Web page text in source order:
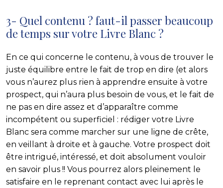
3- Quel contenu ? faut-il passer beaucoup
de temps sur votre Livre Blanc ?
En ce qui concerne le contenu, à vous de trouver le
juste équilibre entre le fait de trop en dire (et alors
vous n’aurez plus rien à apprendre ensuite à votre
prospect, qui n’aura plus besoin de vous, et le fait de
ne pas en dire assez et d’apparaître comme
incompétent ou superficiel : rédiger votre Livre
Blanc sera comme marcher sur une ligne de crête,
en veillant à droite et à gauche. Votre prospect doit
être intrigué, intéressé, et doit absolument vouloir
en savoir plus !! Vous pourrez alors pleinement le
satisfaire en le reprenant contact avec lui après le